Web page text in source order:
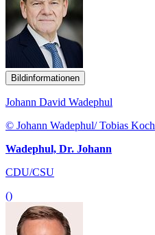
Bildinformationen
Johann David Wadephul
© Johann Wadephul/ Tobias Koch
Wadephul, Dr. Johann
CDU/CSU
()